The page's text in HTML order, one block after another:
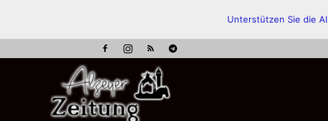
Unterstützen Sie die